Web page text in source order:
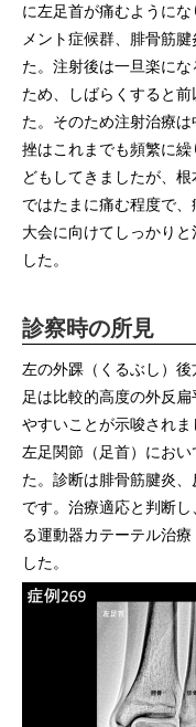
に左足首が痛むように
メント症候群、腓骨筋
た。注射後は一旦楽に
ため、しばらくすると
た。そのため注射治療
挫はこれまでも頻繁に
どもしてきましたが、
ではたまに痛む程度で、
大会に向けてしっかり
した。
診察時の所見
左の外踝（くるぶし）後
足は比較的高度の外反
やすいことが示唆されま
左足関節（足首）にお
た。診断は腓骨筋腱炎、
です。治療適応と判断
る運動器カテーテル治
した。